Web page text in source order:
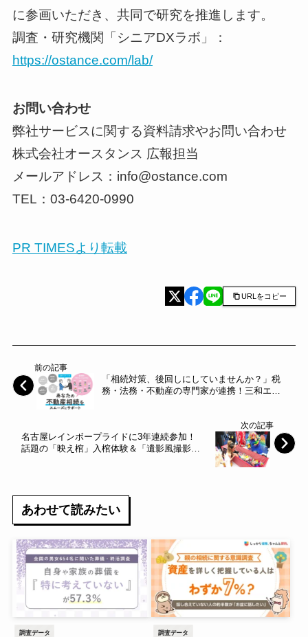
に参画いただき、共同で研究を推進します。
調査・研究機関「シニアDXラボ」：
https://ostance.com/lab/
お問い合わせ
弊社サービスに関する資料請求やお問い合わせ
株式会社オースタンス 広報担当
メールアドレス：info@ostance.com
TEL：03-6420-0990
PR TIMESより転載
URLをコピー
前の記事
「相続対策、後回しにしていませんか？」税
務・法務・不動産の専門家が連携！三和エス
次の記事
名古屋レインボープライドに3年連続参加！
話題の「映え棺」入棺体験＆「遺影風撮影」
あわせて読みたい
調査データ 調査データ